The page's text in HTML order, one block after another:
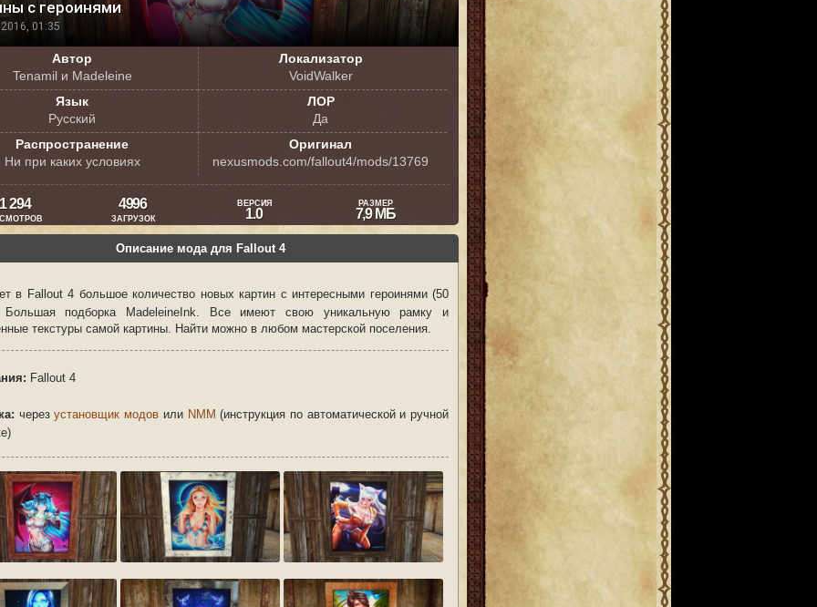
01:35
с героинями
Автор
Tenamil и Madeleine
Локализатор
VoidWalker
Язык
Русский
ЛОР
Да
Распространение
Ни при каких условиях
Оригинал
nexusmods.com/fallout4/mods/13769
294 4996
ЗАГРУЗОК
ВЕРСИЯ
1.0
РАЗМЕР
7,9 МБ
Описание мода для Fallout 4
в Fallout 4 большое количество новых картин с интересными героинями (50
Большая подборка
MadeleineInk. Все имеют свою уникальную рамку и
текстуры самой картины. Найти можно в любом мастерской поселения.
Fallout 4
черезустановщик модов или NMM (инструкция по автоматической и ручной